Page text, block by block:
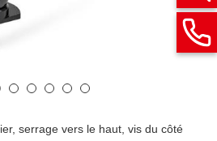
serrage vers le haut, vis du côté